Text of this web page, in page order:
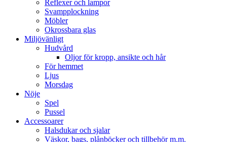
Reflexer och lampor
Svampplockning
Möbler
Okrossbara glas
Miljövänligt
Hudvård
Oljor för kropp, ansikte och hår
För hemmet
Ljus
Morsdag
Nöje
Spel
Pussel
Accessoarer
Halsdukar och sjalar
Väskor, bags, plånböcker och tillbehör m.m.